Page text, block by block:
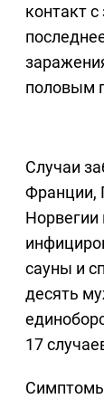
контакт
половым
Случаи
Франции,
Норвегии
сауны и
десять
17